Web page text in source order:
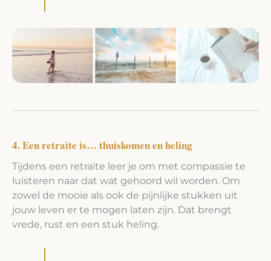
4. Een retraite is… thuiskomen en heling
Tijdens een retraite leer je om met compassie te
luisteren naar dat wat gehoord wil worden. Om
zowel de mooie als ook de pijnlijke stukken uit
jouw leven er te mogen laten zijn. Dat brengt
vrede, rust en een stuk heling.